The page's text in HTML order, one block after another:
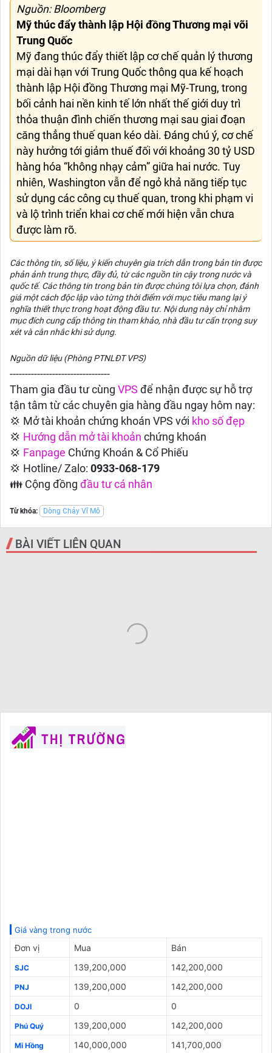
Nguồn: Bloomberg
Mỹ thúc đẩy thành lập Hội đồng Thương mại või
Trung Quốc
Mỹ đang thúc đẩy thiết lập cơ chế quản lý thương
mại dài hạn với Trung Quốc thông qua kế hoạch
thành lập Hội đồng Thương mại Mỹ-Trung, trong
bối cảnh hai nền kinh tế lớn nhất thế giới duy trì
thỏa thuận đình chiến thương mại sau giai đoạn
căng thẳng thuế quan kéo dài. Đáng chú ý, cơ chế
này hưởng tới giảm thuế đối với khoảng 30 tỷ USD
hàng hóa “không nhạy cảm” giữa hai nước. Tuy
nhiên, Washington vẫn để ngỏ khả năng tiếp tục
sử dụng các công cụ thuế quan, trong khi phạm vi
và lộ trình triển khai cơ chế mới hiện vẫn chưa
được làm rõ.
Các thông tin, số liệu, ý kiến chuyên gia trích dẫn trong bản tin được
phản ảnh trung thực, đầy đủ, từ các nguồn tin cậy trong nước và
quốc tế. Các thông tin trong bản tin được chúng tôi lựa chọn, đánh
giá một cách độc lập vào từng thời điểm với mục tiêu mang lại ý
nghĩa thiết thực trong hoạt động đầu tư. Nội dung này chỉ nhằm
mục đích cung cấp thông tin tham khảo, nhà đầu tư cẩn trọng suy
xét và cân nhắc khi sử dụng.
Nguồn dữ liệu (Phòng PTNLĐT VPS)
---------------------------------
Tham gia đầu tư cùng VPS để nhận được sự hỗ trợ
tận tâm từ các chuyên gia hàng đầu ngay hôm nay:
💢 Mở tài khoản chứng khoán VPS với kho số đẹp
💢 Hướng dẫn mở tài khoản chứng khoán
💢 Fanpage Chứng Khoán & Cổ Phiếu
💢 Hotline/ Zalo: 0933-068-179
👪 Cộng đồng đầu tư cá nhân
Từ khóa: Dòng Chảy Vĩ Mô
BÀI VIẾT LIÊN QUAN
Giá vàng trong nước
Đơn vị Mua Bán
SJC 139,200,000 142,200,000
PNJ 139,200,000 142,200,000
DOJI 0 0
Phú Quý 139,200,000 142,200,000
Mi Hồng 140,000,000 141,700,000